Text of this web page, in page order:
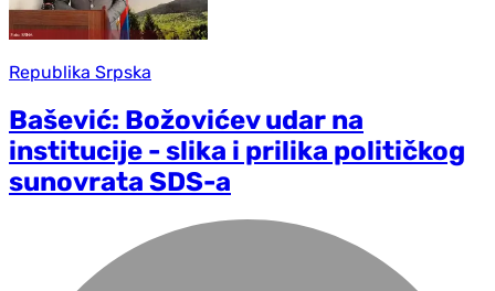
Republika Srpska
Bašević: Božovićev udar na
institucije - slika i prilika političkog
sunovrata SDS-a